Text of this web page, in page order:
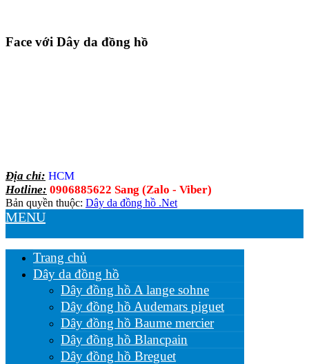
Face với Dây da đồng hồ
Địa chỉ: HCM
Hotline: 0906885622 Sang (Zalo - Viber)
Bản quyền thuộc: Dây da đồng hồ .Net
MENU
Trang chủ
Dây da đồng hồ
Dây đồng hồ A lange sohne
Dây đồng hồ Audemars piguet
Dây đồng hồ Baume mercier
Dây đồng hồ Blancpain
Dây đồng hồ Breguet